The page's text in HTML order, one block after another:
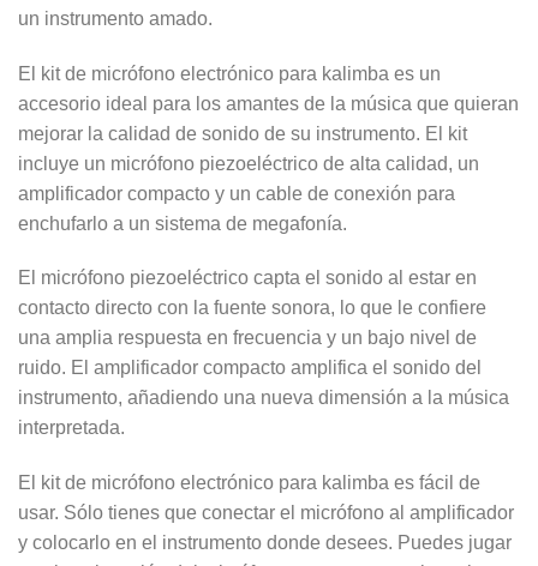
un instrumento amado.
El kit de micrófono electrónico para kalimba es un
accesorio ideal para los amantes de la música que quieran
mejorar la calidad de sonido de su instrumento. El kit
incluye un micrófono piezoeléctrico de alta calidad, un
amplificador compacto y un cable de conexión para
enchufarlo a un sistema de megafonía.
El micrófono piezoeléctrico capta el sonido al estar en
contacto directo con la fuente sonora, lo que le confiere
una amplia respuesta en frecuencia y un bajo nivel de
ruido. El amplificador compacto amplifica el sonido del
instrumento, añadiendo una nueva dimensión a la música
interpretada.
El kit de micrófono electrónico para kalimba es fácil de
usar. Sólo tienes que conectar el micrófono al amplificador
y colocarlo en el instrumento donde desees. Puedes jugar